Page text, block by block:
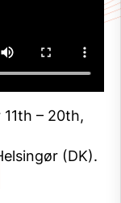
– 20th,
(DK).